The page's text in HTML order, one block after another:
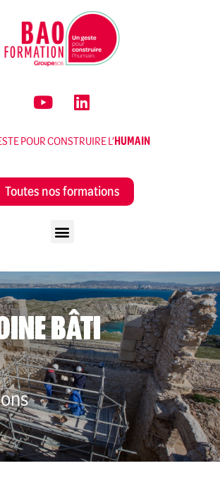
POUR CONSTRUIRE L’HUMAIN
Toutes nos formations
BÂTI